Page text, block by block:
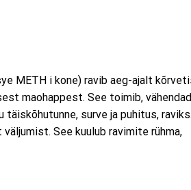
METH i kone) ravib aeg-ajalt
maohappest. See toimib,
surve ja puhitus,
See kuulub ravimite rühma,